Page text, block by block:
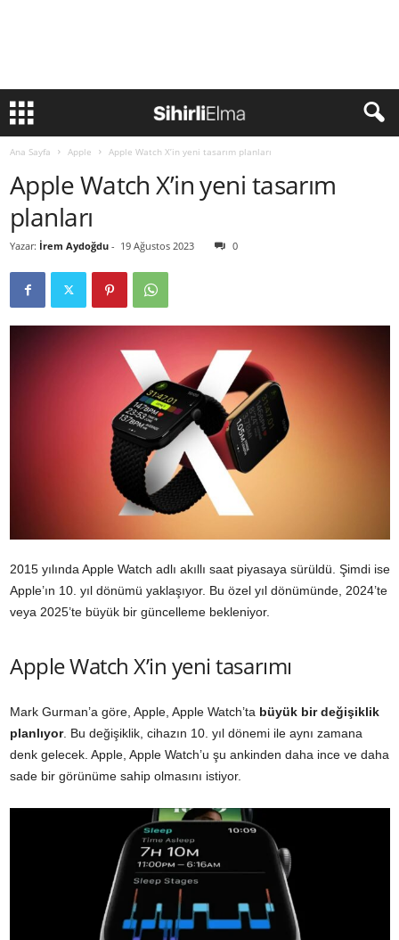
Ana Sayfa Apple Apple Watch X’in yeni tasarım planları
Apple Watch X’in yeni tasarım
planları
Yazar: İrem Aydoğdu - 19 Ağustos 2023 0
2015 yılında Apple Watch adlı akıllı saat piyasaya sürüldü. Şimdi ise
Apple’ın 10. yıl dönümü yaklaşıyor. Bu özel yıl dönümünde, 2024’te
veya 2025’te büyük bir güncelleme bekleniyor.
Apple Watch X’in yeni tasarımı
Mark Gurman’a göre, Apple, Apple Watch’ta büyük bir değişiklik
planlıyor. Bu değişiklik, cihazın 10. yıl dönemi ile aynı zamana
denk gelecek. Apple, Apple Watch’u şu ankinden daha ince ve daha
sade bir görünüme sahip olmasını istiyor.